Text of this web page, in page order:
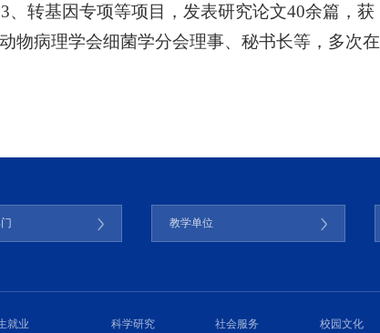
、转基因专项等项目，发表研究论文40余篇，获
物病理学会细菌学分会理事、秘书长等，多次在
教学单位
就业 科学研究 社会服务 校园文化